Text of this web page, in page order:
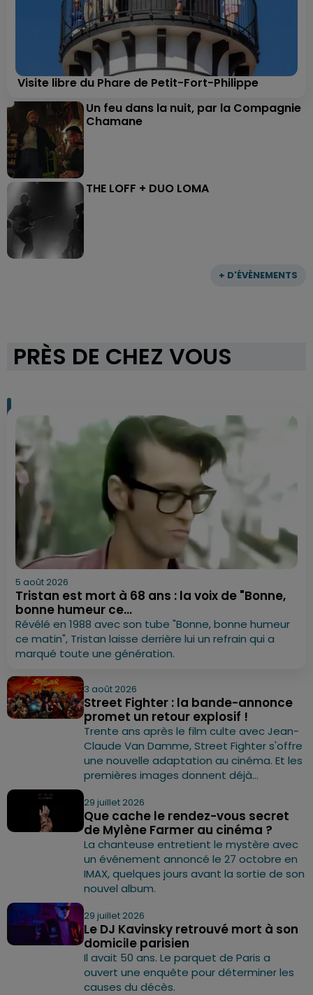
+ D'ÉVÈNEMENTS
Visite libre du Phare de Petit-Fort-Philippe
Un feu dans la nuit, par la Compagnie
Chamane
THE LOFF + DUO LOMA
PRÈS DE CHEZ VOUS
5 août 2026
Tristan est mort à 68 ans : la voix de "Bonne,
bonne humeur ce...
Révélé en 1988 avec son tube "Bonne, bonne humeur
ce matin", Tristan laisse derrière lui un refrain qui a
marqué toute une génération.
3 août 2026
Street Fighter : la bande-annonce
promet un retour explosif !
Trente ans après le film culte avec Jean-
Claude Van Damme, Street Fighter s'offre
une nouvelle adaptation au cinéma. Et les
premières images donnent déjà...
29 juillet 2026
Que cache le rendez-vous secret
de Mylène Farmer au cinéma ?
La chanteuse entretient le mystère avec
un événement annoncé le 27 octobre en
IMAX, quelques jours avant la sortie de son
nouvel album.
29 juillet 2026
Le DJ Kavinsky retrouvé mort à son
domicile parisien
Il avait 50 ans. Le parquet de Paris a
ouvert une enquête pour déterminer les
causes du décès.